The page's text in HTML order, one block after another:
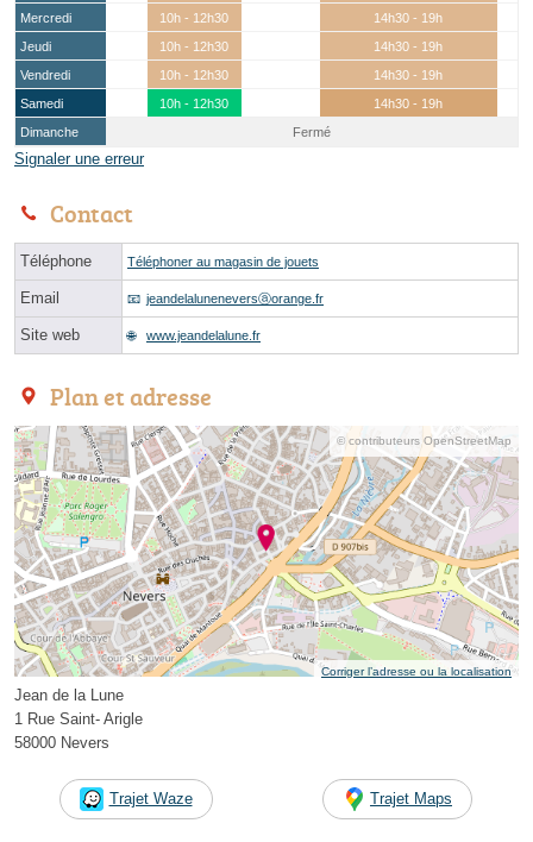
Mercredi
10h - 12h30
14h30 - 19h
Jeudi
10h - 12h30
14h30 - 19h
Vendredi
10h - 12h30
14h30 - 19h
Samedi
10h - 12h30
14h30 - 19h
Dimanche
Fermé
Signaler une erreur
Contact
Téléphone Téléphoner au magasin de jouets
Email jeandelaluneneversⓐorange.fr
Site web www.jeandelalune.fr
Plan et adresse
© contributeurs OpenStreetMap
Corriger l’adresse ou la localisation
Jean de la Lune
1 Rue Saint- Arigle
58000 Nevers
Trajet Waze Trajet Maps